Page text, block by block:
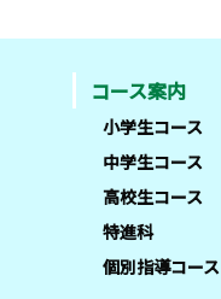
コース案内
小学生コース
中学生コース
高校生コース
特進科
個別指導コース